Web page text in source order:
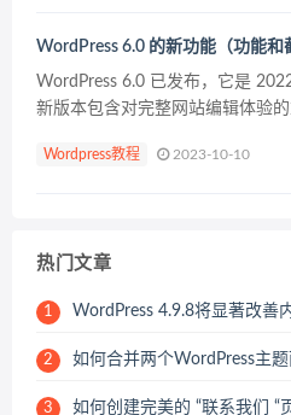
WordPress 6.0 的新功能（功能和
WordPress 6.0 已发布，它是
新版本包含对完整网站编辑体验
的新功能，以及在更新...
Wordpress教程 2023-10-10
热门文章
1 WordPress 4.9.8将显著改善
2 如何合并两个WordPress主
3 如何创建完美的 “联系我们 “